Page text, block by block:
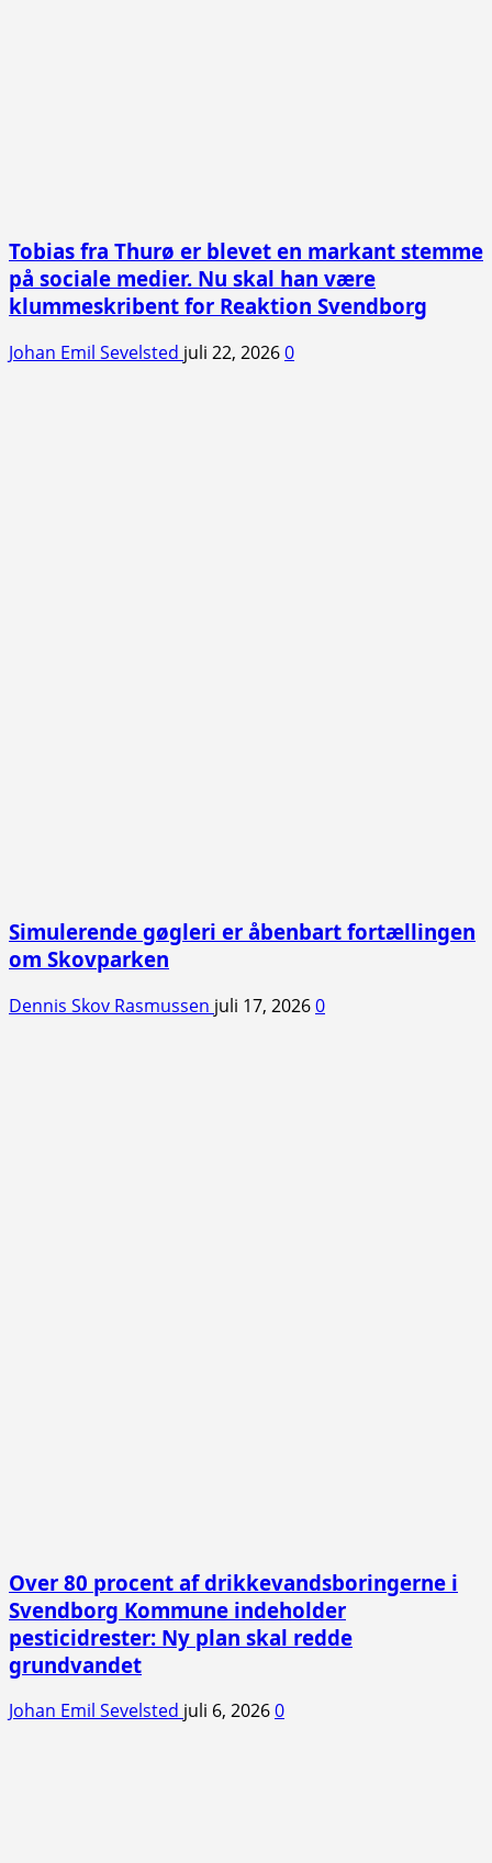
Tobias fra Thurø er blevet en markant stemme
på sociale medier. Nu skal han være
klummeskribent for Reaktion Svendborg
Johan Emil Sevelsted juli 22, 20260
Simulerende gøgleri er åbenbart fortællingen
om Skovparken
Dennis Skov Rasmussen juli 17, 20260
Over 80 procent af drikkevandsboringerne i
Svendborg Kommune indeholder
pesticidrester: Ny plan skal redde
grundvandet
Johan Emil Sevelsted juli 6, 20260